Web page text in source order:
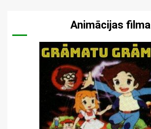
Animācijas filma